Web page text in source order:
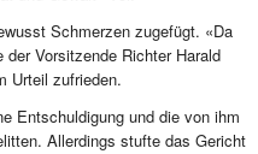
Schmerzen zugefügt. «Da
Vorsitzende Richter Harald
Urteil zufrieden.
Entschuldigung und die von ihm
Allerdings stufte das Gericht